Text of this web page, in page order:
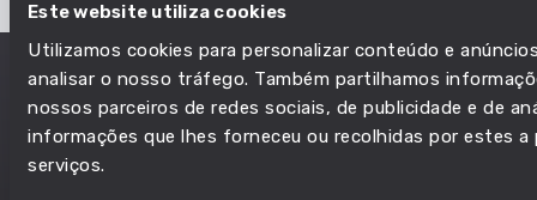
Este website utiliza cookies
Utilizamos cookies para personalizar conteúdo e
analisar o nosso tráfego. Também partilhamos
nossos parceiros de redes sociais, de publicidade e de
informações que lhes forneceu ou recolhidas por estes
serviços.
Desenvolver planos
financeiros, comerciais
e de comercialização
Gerir logística